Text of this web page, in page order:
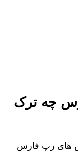
چه ترک
های رپ فارس